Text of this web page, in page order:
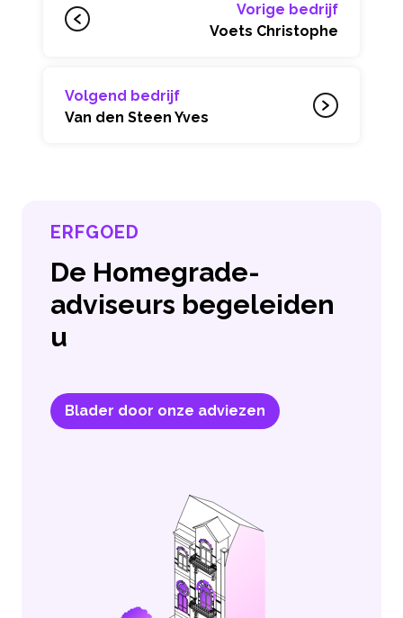
Vorige bedrijf
Voets Christophe
Volgend bedrijf
Van den Steen Yves
ERFGOED
De Homegrade-
adviseurs begeleiden
u
Blader door onze adviezen